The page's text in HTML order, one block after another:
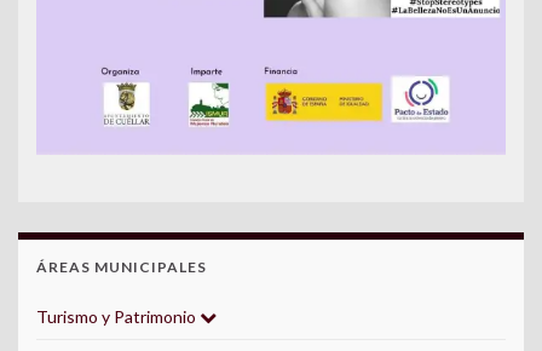
ÁREAS MUNICIPALES
Turismo y Patrimonio